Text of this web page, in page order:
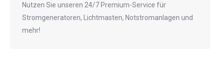
Nutzen Sie unseren 24/7 Premium-Service für
Stromgeneratoren, Lichtmasten, Notstromanlagen und
mehr!